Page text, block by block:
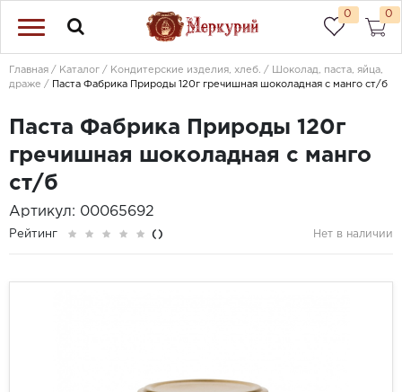
0 0
Главная Каталог Кондитерские изделия, хлеб.
Шоколад, паста, яйца,
драже
Паста Фабрика Природы 120г гречишная шоколадная с манго ст/б
Паста Фабрика Природы 120г
гречишная шоколадная с манго
ст/б
Артикул: 00065692
Рейтинг () Нет в наличии